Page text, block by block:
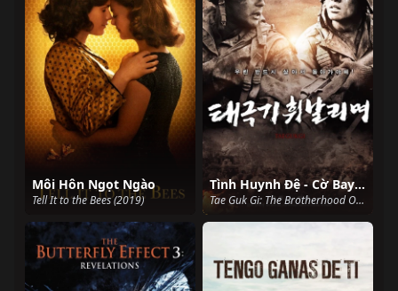
Môi Hôn Ngọt Ngào
Tell It to the Bees (2019)
Tình Huynh Đệ - Cờ Bay Phấp Phới
Tae Guk Gi: The Brotherhood Of War (2004)